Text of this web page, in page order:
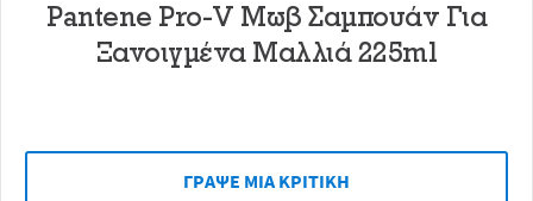
Pantene Pro-V Μωβ Σαμπουάν Για
Ξανοιγμένα Μαλλιά 225ml
ΓΡAΨΕ ΜIΑ ΚΡΙΤΙΚH